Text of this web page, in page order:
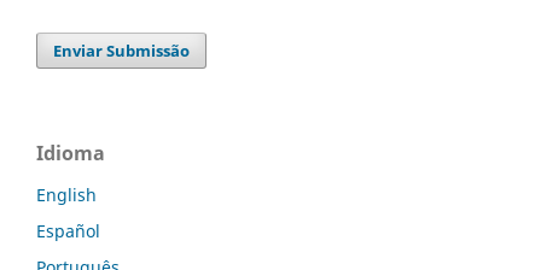
Enviar Submissão
Idioma
English
Español